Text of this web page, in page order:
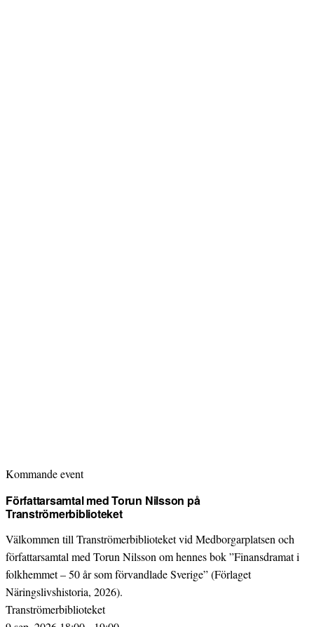
Kommande event
Författarsamtal med Torun Nilsson på
Tranströmerbiblioteket
Välkommen till Tranströmerbiblioteket vid Medborgarplatsen och
författarsamtal med Torun Nilsson om hennes bok ”Finansdramat i
folkhemmet – 50 år som förvandlade Sverige” (Förlaget
Näringslivshistoria, 2026).
Tranströmerbiblioteket